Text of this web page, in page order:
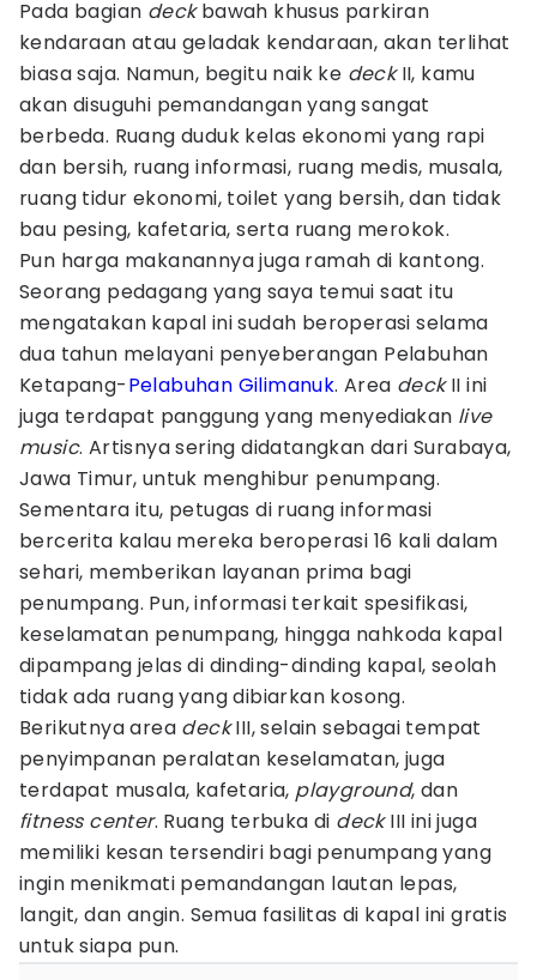
Pada bagian deckbawah khusus parkiran
kendaraan atau geladak kendaraan, akan terlihat
biasa saja. Namun, begitu naik ke deckII, kamu
akan disuguhi pemandangan yang sangat
berbeda. Ruang duduk kelas ekonomi yang rapi
dan bersih, ruang informasi, ruang medis, musala,
ruang tidur ekonomi, toilet yang bersih, dan tidak
bau pesing, kafetaria, serta ruang merokok.
Pun harga makanannya juga ramah di kantong.
Seorang pedagang yang saya temui saat itu
mengatakan kapal ini sudah beroperasi selama
dua tahun melayani penyeberangan Pelabuhan
Ketapang-Pelabuhan Gilimanuk. Area deckII ini
juga terdapat panggung yang menyediakan live
music. Artisnya sering didatangkan dari Surabaya,
Jawa Timur, untuk menghibur penumpang.
Sementara itu, petugas di ruang informasi
bercerita kalau mereka beroperasi 16 kali dalam
sehari, memberikan layanan prima bagi
penumpang. Pun, informasi terkait spesifikasi,
keselamatan penumpang, hingga nahkoda kapal
dipampang jelas di dinding-dinding kapal, seolah
tidak ada ruang yang dibiarkan kosong.
Berikutnya area deckIII, selain sebagai tempat
penyimpanan peralatan keselamatan, juga
terdapat musala, kafetaria, playground, dan
fitness center. Ruang terbuka di deckIII ini juga
memiliki kesan tersendiri bagi penumpang yang
ingin menikmati pemandangan lautan lepas,
langit, dan angin. Semua fasilitas di kapal ini gratis
untuk siapa pun.